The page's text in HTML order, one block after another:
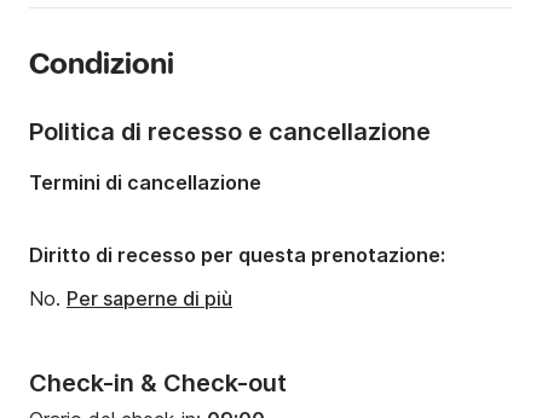
Portata massima persone:
Condizioni
Check-in & Check-out
Politica di recesso e cancellazione
Termini di cancellazione
Diritto di recesso per questa prenotazione:
No. Per saperne di più